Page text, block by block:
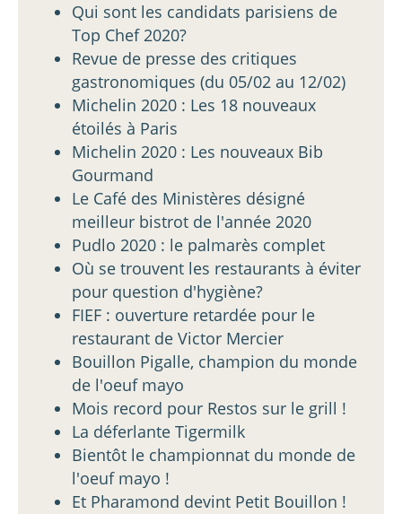
Qui sont les candidats parisiens de
Top Chef 2020?
Revue de presse des critiques
gastronomiques (du 05/02 au 12/02)
Michelin 2020 : Les 18 nouveaux
étoilés à Paris
Michelin 2020 : Les nouveaux Bib
Gourmand
Le Café des Ministères désigné
meilleur bistrot de l'année 2020
Pudlo 2020 : le palmarès complet
Où se trouvent les restaurants à éviter
pour question d'hygiène?
FIEF : ouverture retardée pour le
restaurant de Victor Mercier
Bouillon Pigalle, champion du monde
de l'oeuf mayo
Mois record pour Restos sur le grill !
La déferlante Tigermilk
Bientôt le championnat du monde de
l'oeuf mayo !
Et Pharamond devint Petit Bouillon !